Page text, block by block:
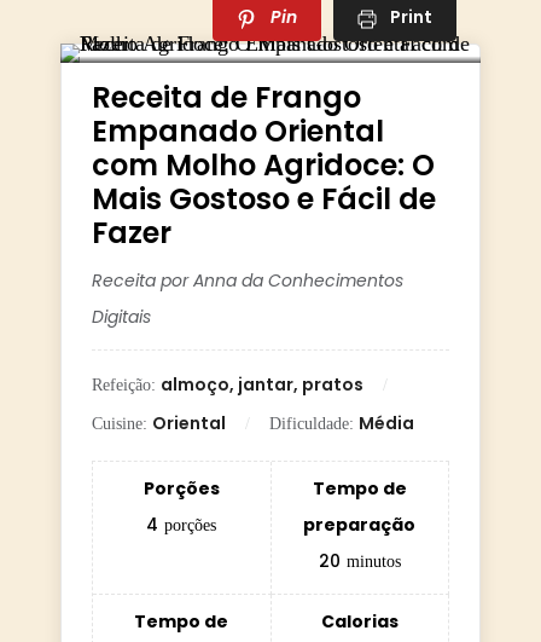
Pin Print
Receita de Frango
Empanado Oriental
com Molho Agridoce: O
Mais Gostoso e Fácil de
Fazer
Receita por Anna da Conhecimentos
Digitais
Refeição: almoço, jantar, pratos
Cuisine: Oriental Dificuldade: Média
Porções
4 porções
Tempo de
preparação
20 minutos
Tempo de
Calorias